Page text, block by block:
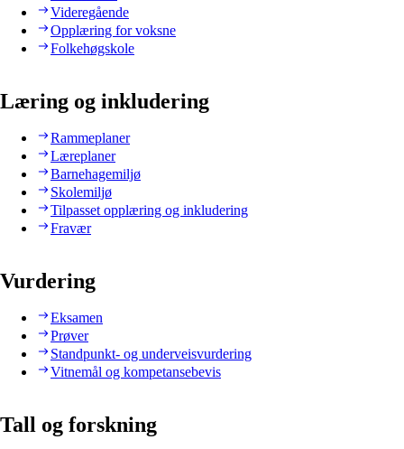
Videregående
Opplæring for voksne
Folkehøgskole
Læring og inkludering
Rammeplaner
Læreplaner
Barnehagemiljø
Skolemiljø
Tilpasset opplæring og inkludering
Fravær
Vurdering
Eksamen
Prøver
Standpunkt- og underveisvurdering
Vitnemål og kompetansebevis
Tall og forskning